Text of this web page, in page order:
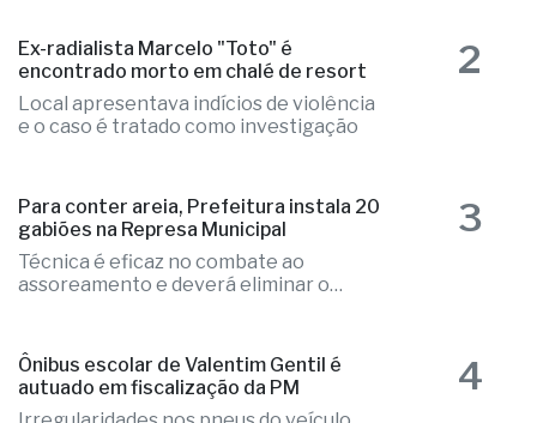
Ex-radialista Marcelo "Toto" é
encontrado morto em chalé de resort
Local apresentava indícios de violência
e o caso é tratado como investigação
2
Para conter areia, Prefeitura instala 20
gabiões na Represa Municipal
Técnica é eficaz no combate ao
assoreamento e deverá eliminar o
3
Ônibus escolar de Valentim Gentil é
autuado em fiscalização da PM
4